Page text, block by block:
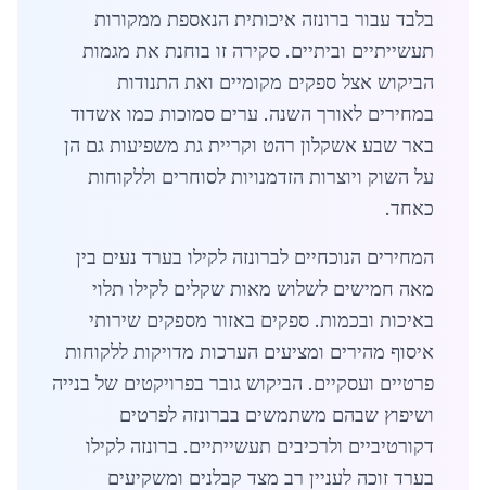
בלבד עבור ברונזה איכותית הנאספת ממקורות
תעשייתיים וביתיים. סקירה זו בוחנת את מגמות
הביקוש אצל ספקים מקומיים ואת התנודות
במחירים לאורך השנה. ערים סמוכות כמו אשדוד
באר שבע אשקלון רהט וקריית גת משפיעות גם הן
על השוק ויוצרות הזדמנויות לסוחרים וללקוחות
כאחד.
המחירים הנוכחיים לברונזה לקילו בערד נעים בין
מאה חמישים לשלוש מאות שקלים לקילו תלוי
באיכות ובכמות. ספקים באזור מספקים שירותי
איסוף מהירים ומציעים הערכות מדויקות ללקוחות
פרטיים ועסקיים. הביקוש גובר בפרויקטים של בנייה
ושיפוץ שבהם משתמשים בברונזה לפרטים
דקורטיביים ולרכיבים תעשייתיים. ברונזה לקילו
בערד זוכה לעניין רב מצד קבלנים ומשקיעים